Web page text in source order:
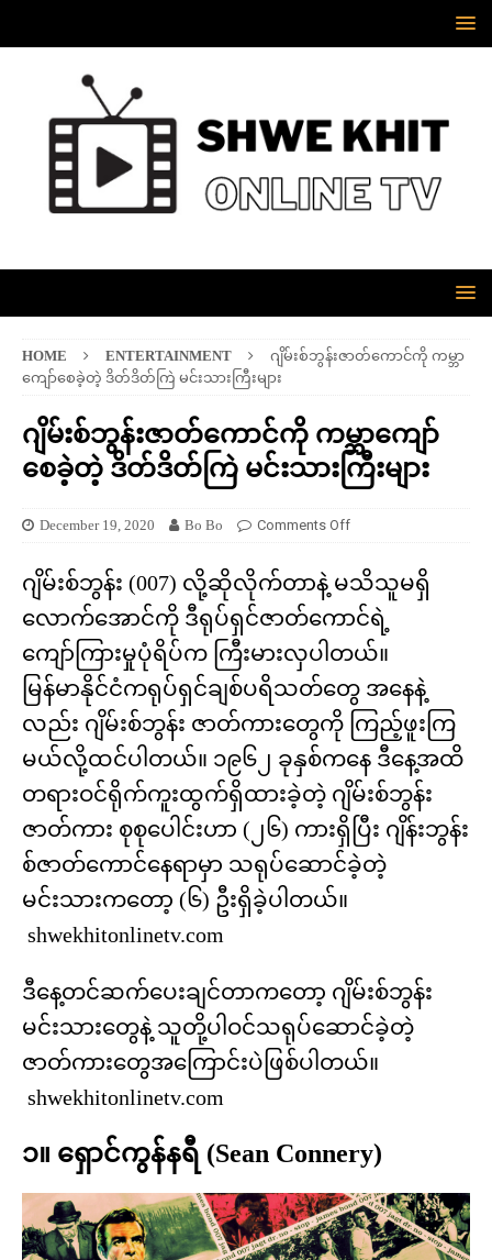
HOME ENTERTAINMENT
ဂျိမ်းစ်ဘွန်းဇာတ်ကောင်ကို ကမ္ဘာ
ကျော်စေခဲ့တဲ့ ဒိတ်ဒိတ်ကြဲ မင်းသားကြီးများ
ဂျိမ်းစ်ဘွန်းဇာတ်ကောင်ကို ကမ္ဘာကျော်
စေခဲ့တဲ့ ဒိတ်ဒိတ်ကြဲ မင်းသားကြီးများ
December 19, 2020 Bo Bo Comments Off
ဂျိမ်းစ်ဘွန်း (007) လို့ဆိုလိုက်တာနဲ့ မသိသူမရှိ
လောက်အောင်ကို ဒီရုပ်ရှင်ဇာတ်ကောင်ရဲ့
ကျော်ကြားမှုပုံရိပ်က ကြီးမားလှပါတယ်။
မြန်မာနိုင်ငံကရုပ်ရှင်ချစ်ပရိသတ်တွေ အနေနဲ့
လည်း ဂျိမ်းစ်ဘွန်း ဇာတ်ကားတွေကို ကြည့်ဖူးကြ
မယ်လို့ထင်ပါတယ်။ ၁၉၆၂ ခုနှစ်ကနေ ဒီနေ့အထိ
တရားဝင်ရိုက်ကူးထွက်ရှိထားခဲ့တဲ့ ဂျိမ်းစ်ဘွန်း
ဇာတ်ကား စုစုပေါင်းဟာ (၂၆) ကားရှိပြီး ဂျိန်းဘွန်း
စ်ဇာတ်ကောင်နေရာမှာ သရုပ်ဆောင်ခဲ့တဲ့
မင်းသားကတော့ (၆) ဦးရှိခဲ့ပါတယ်။
shwekhitonlinetv.com
ဒီနေ့တင်ဆက်ပေးချင်တာကတော့ ဂျိမ်းစ်ဘွန်း
မင်းသားတွေနဲ့ သူတို့ပါဝင်သရုပ်ဆောင်ခဲ့တဲ့
ဇာတ်ကားတွေအကြောင်းပဲဖြစ်ပါတယ်။
shwekhitonlinetv.com
၁။ ရှောင်ကွန်နရီ (Sean Connery)